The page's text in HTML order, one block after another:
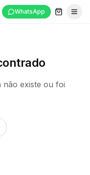
WhatsApp
existe ou foi